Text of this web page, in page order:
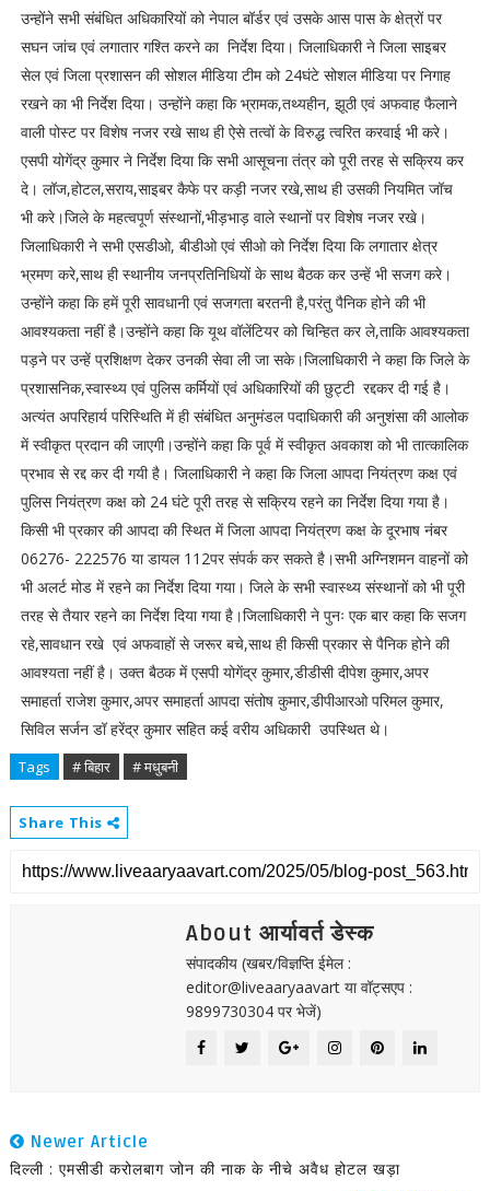
उन्होंने सभी संबंधित अधिकारियों को नेपाल बॉर्डर एवं उसके आस पास के क्षेत्रों पर
सघन जांच एवं लगातार गश्ति करने का निर्देश दिया। जिलाधिकारी ने जिला साइबर
सेल एवं जिला प्रशासन की सोशल मीडिया टीम को 24घंटे सोशल मीडिया पर निगाह
रखने का भी निर्देश दिया। उन्होंने कहा कि भ्रामक,तथ्यहीन, झूठी एवं अफवाह फैलाने
वाली पोस्ट पर विशेष नजर रखे साथ ही ऐसे तत्वों के विरुद्ध त्वरित करवाई भी करे।
एसपी योगेंद्र कुमार ने निर्देश दिया कि सभी आसूचना तंत्र को पूरी तरह से सक्रिय कर
दे। लॉज,होटल,सराय,साइबर कैफे पर कड़ी नजर रखे,साथ ही उसकी नियमित जॉच
भी करे।जिले के महत्वपूर्ण संस्थानों,भीड़भाड़ वाले स्थानों पर विशेष नजर रखे।
जिलाधिकारी ने सभी एसडीओ, बीडीओ एवं सीओ को निर्देश दिया कि लगातार क्षेत्र
भ्रमण करे,साथ ही स्थानीय जनप्रतिनिधियों के साथ बैठक कर उन्हें भी सजग करे।
उन्होंने कहा कि हमें पूरी सावधानी एवं सजगता बरतनी है,परंतु पैनिक होने की भी
आवश्यकता नहीं है।उन्होंने कहा कि यूथ वॉलेंटियर को चिन्हित कर ले,ताकि आवश्यकता
पड़ने पर उन्हें प्रशिक्षण देकर उनकी सेवा ली जा सके।जिलाधिकारी ने कहा कि जिले के
प्रशासनिक,स्वास्थ्य एवं पुलिस कर्मियों एवं अधिकारियों की छुट्टी रद्दकर दी गई है।
अत्यंत अपरिहार्य परिस्थिति में ही संबंधित अनुमंडल पदाधिकारी की अनुशंसा की आलोक
में स्वीकृत प्रदान की जाएगी।उन्होंने कहा कि पूर्व में स्वीकृत अवकाश को भी तात्कालिक
प्रभाव से रद्द कर दी गयी है। जिलाधिकारी ने कहा कि जिला आपदा नियंत्रण कक्ष एवं
पुलिस नियंत्रण कक्ष को 24 घंटे पूरी तरह से सक्रिय रहने का निर्देश दिया गया है।
किसी भी प्रकार की आपदा की स्थित में जिला आपदा नियंत्रण कक्ष के दूरभाष नंबर
06276- 222576 या डायल 112पर संपर्क कर सकते है।सभी अग्निशमन वाहनों को
भी अलर्ट मोड में रहने का निर्देश दिया गया। जिले के सभी स्वास्थ्य संस्थानों को भी पूरी
तरह से तैयार रहने का निर्देश दिया गया है।जिलाधिकारी ने पुनः एक बार कहा कि सजग
रहे,सावधान रखे एवं अफवाहों से जरूर बचे,साथ ही किसी प्रकार से पैनिक होने की
आवश्यता नहीं है। उक्त बैठक में एसपी योगेंद्र कुमार,डीडीसी दीपेश कुमार,अपर
समाहर्ता राजेश कुमार,अपर समाहर्ता आपदा संतोष कुमार,डीपीआरओ परिमल कुमार,
सिविल सर्जन डॉ हरेंद्र कुमार सहित कई वरीय अधिकारी उपस्थित थे।
Tags # बिहार # मधुबनी
Share This
About आर्यावर्त डेस्क
संपादकीय (खबर/विज्ञप्ति ईमेल :
editor@liveaaryaavart या वॉट्सएप :
9899730304 पर भेजें)
Newer Article
दिल्ली : एमसीडी करोलबाग जोन की नाक के नीचे अवैध होटल खड़ा